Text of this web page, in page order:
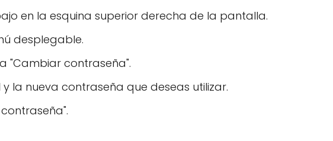
en la esquina superior derecha de la pantalla.
desplegable.
"Cambiar contraseña".
la nueva contraseña que deseas utilizar.